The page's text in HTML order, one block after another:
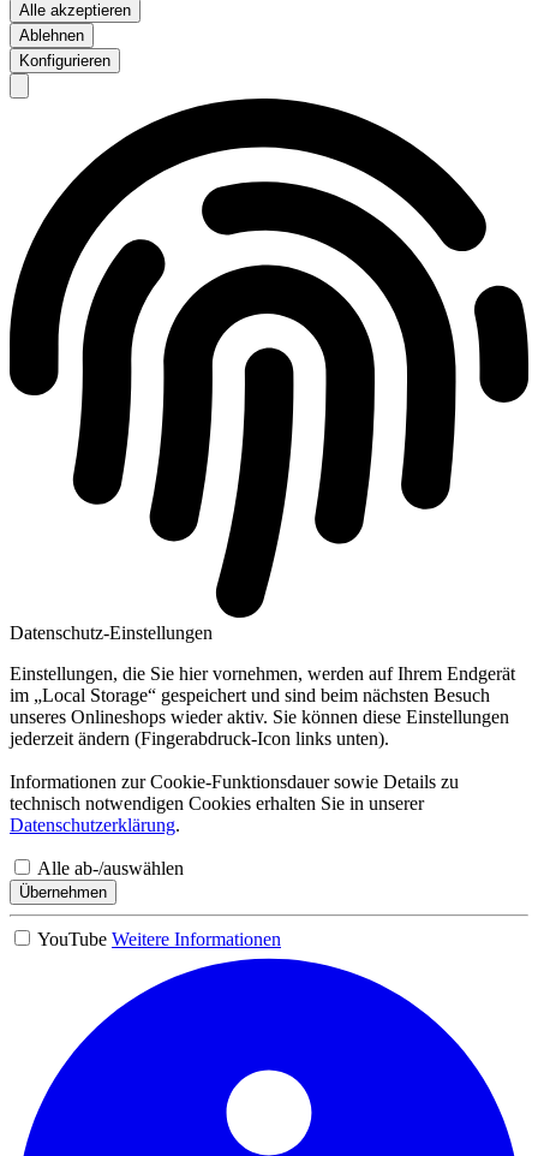
Alle akzeptieren
Ablehnen
Konfigurieren
Datenschutz-Einstellungen
Einstellungen, die Sie hier vornehmen, werden auf Ihrem Endgerät
im „Local Storage“ gespeichert und sind beim nächsten Besuch
unseres Onlineshops wieder aktiv. Sie können diese Einstellungen
jederzeit ändern (Fingerabdruck-Icon links unten).
Informationen zur Cookie-Funktionsdauer sowie Details zu
technisch notwendigen Cookies erhalten Sie in unserer
Datenschutzerklärung.
Alle ab-/auswählen
Übernehmen
YouTube Weitere Informationen